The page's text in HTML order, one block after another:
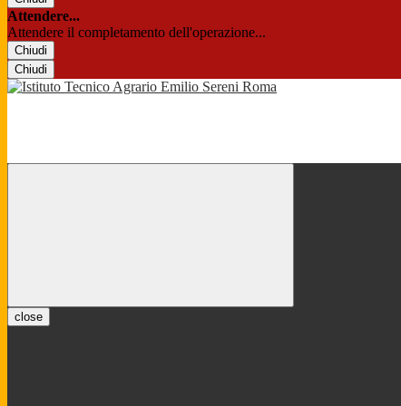
Attendere...
Attendere il completamento dell'operazione...
Chiudi
Chiudi
close